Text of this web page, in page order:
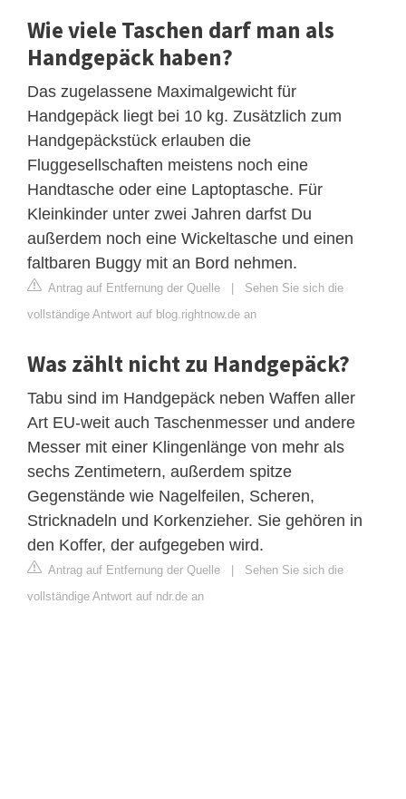
Wie viele Taschen darf man als
Handgepäck haben?
Das zugelassene Maximalgewicht für
Handgepäck liegt bei 10 kg. Zusätzlich zum
Handgepäckstück erlauben die
Fluggesellschaften meistens noch eine
Handtasche oder eine Laptoptasche. Für
Kleinkinder unter zwei Jahren darfst Du
außerdem noch eine Wickeltasche und einen
faltbaren Buggy mit an Bord nehmen.
Antrag auf Entfernung der Quelle
Sehen Sie sich die
vollständige Antwort auf blog.rightnow.de an
Was zählt nicht zu Handgepäck?
Tabu sind im Handgepäck neben Waffen aller
Art EU-weit auch Taschenmesser und andere
Messer mit einer Klingenlänge von mehr als
sechs Zentimetern, außerdem spitze
Gegenstände wie Nagelfeilen, Scheren,
Stricknadeln und Korkenzieher. Sie gehören in
den Koffer, der aufgegeben wird.
Antrag auf Entfernung der Quelle
Sehen Sie sich die
vollständige Antwort auf ndr.de an